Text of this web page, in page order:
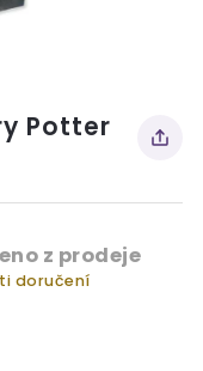
Potter
z prodeje
doručení